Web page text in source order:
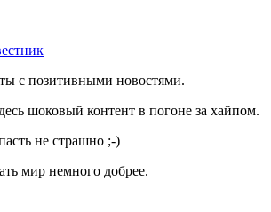
с позитивными новостями.
шоковый контент в погоне за хайпом.
не страшно ;-)
мир немного добрее.